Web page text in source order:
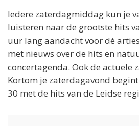
Iedere zaterdagmiddag kun je
luisteren naar de grootste hits
uur lang aandacht voor dé
met nieuws over de hits en
concertagenda. Ook de actuele
Kortom je zaterdagavond
30 met de hits van de Leidse